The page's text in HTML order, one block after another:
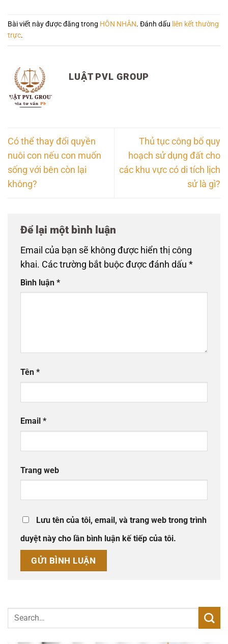
Bài viết này được đăng trong HÔN NHÂN. Đánh dấu liên kết thường
trực.
LUẬT PVL GROUP
Có thể thay đổi quyền
nuôi con nếu con muốn
sống với bên còn lại
không?
Thủ tục công bố quy
hoạch sử dụng đất cho
các khu vực có di tích lịch
sử là gì?
Để lại một bình luận
Email của bạn sẽ không được hiển thị công
khai. Các trường bắt buộc được đánh dấu *
Bình luận *
Tên *
Email *
Trang web
Lưu tên của tôi, email, và trang web trong trình
duyệt này cho lần bình luận kế tiếp của tôi.